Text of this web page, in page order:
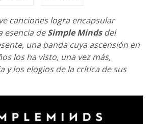
canciones logra encapsular
esencia deSimple Mindsdel
una banda cuya ascensión en
los ha visto, una vez más,
y los elogios de la crítica de sus